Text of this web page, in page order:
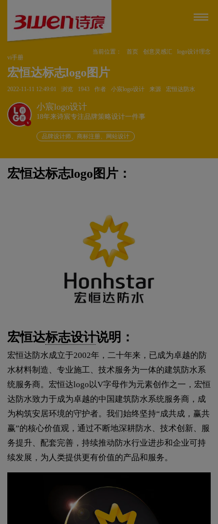
当前位置： 首页 创意灵感汇
logo设计理念
vi手册
宏恒达标志logo图片
2022-11-11 12:49:01 浏览 1943 作者 小宸logo设计 来源 宏恒达防水
v
小宸logo设计
18年来诗宸专注品牌策略设计一件事
品牌设计师、商标注册、网站设计
宏恒达标志logo图片：
宏恒达标志设计说明：
宏恒达防水成立于2002年，二十年来，已成为卓越的防
水材料制造、专业施工、技术服务为一体的建筑防水系
统服务商。宏恒达logo以V字母作为元素创作之一，宏恒
达防水致力于成为卓越的中国建筑防水系统服务商，成
为构筑安居环境的守护者。我们始终坚持“成共成，赢共
赢”的核心价值观，通过不断地深耕防水、技术创新、服
务提升、配套完善，持续推动防水行业进步和企业可持
续发展，为人类提供更有价值的产品和服务。